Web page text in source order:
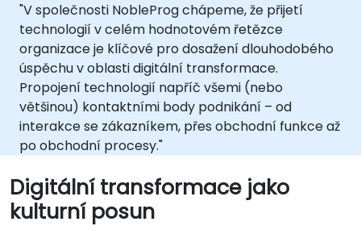
"V společnosti NobleProg chápeme, že přijetí
technologií v celém hodnotovém řetězce
organizace je klíčové pro dosažení dlouhodobého
úspěchu v oblasti digitální transformace.
Propojení technologií napříč všemi (nebo
většinou) kontaktními body podnikání – od
interakce se zákazníkem, přes obchodní funkce až
po obchodní procesy."
Digitální transformace jako
kulturní posun